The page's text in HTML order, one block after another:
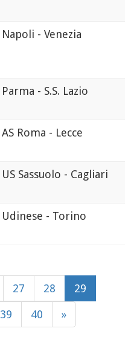
Napoli - Venezia
Parma - S.S. Lazio
AS Roma - Lecce
US Sassuolo - Cagliari
Udinese - Torino
27 28 29
39 40 »